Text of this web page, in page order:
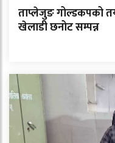
ताप्लेजुङ गोल्डकपको
खेलाडी छनोट सम्पन्न